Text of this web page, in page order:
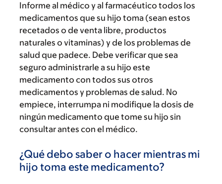
Informe al médico y al farmacéutico todos los
medicamentos que su hijo toma (sean estos
recetados o de venta libre, productos
naturales o vitaminas) y de los problemas de
salud que padece. Debe verificar que sea
seguro administrarle a su hijo este
medicamento con todos sus otros
medicamentos y problemas de salud. No
empiece, interrumpa ni modifique la dosis de
ningún medicamento que tome su hijo sin
consultar antes con el médico.
¿Qué debo saber o hacer mientras mi
hijo toma este medicamento?